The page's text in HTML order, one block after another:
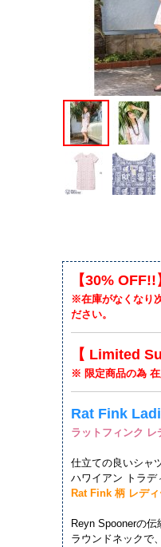
【30%
※在庫がなくなり
ださい。
【 Limited
※ 限定商品の為 在
Rat Fink
ラットフィンク レ
仕立ての良いシャ
ハワイアン トラデ
Rat Fink 柄 レデ
Reyn Spoonerの
ラウンドネックで